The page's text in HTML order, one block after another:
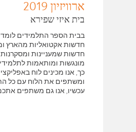
ארוויזיון 2019
בית איזי שפירא
בבית הספר התלמידים
חדשות אקטואליות מהארץ
חדשות שמעניינות
מונגשות ומותאמות
ומשתפים את הלוח עם כל
עכשיו, אנו גם משתפים